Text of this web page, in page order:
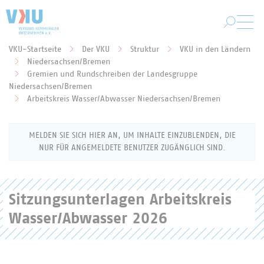
VKU-Startseite Der VKU Struktur
VKU in den Ländern
Niedersachsen/Bremen
Gremien und Rundschreiben der Landesgruppe
Niedersachsen/Bremen
Arbeitskreis Wasser/Abwasser Niedersachsen/Bremen
MELDEN SIE SICH HIER AN, UM INHALTE EINZUBLENDEN, DIE
NUR FÜR ANGEMELDETE BENUTZER ZUGÄNGLICH SIND.
Anmeldung als VKU-Mitglied
Geben Sie Ihren Benutzernamen (Ihre E-Mail-
Sitzungsunterlagen Arbeitskreis
Wasser/Abwasser 2026